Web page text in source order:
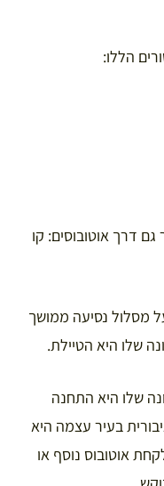
הללו:
דרך אוטובוסים: קו
מסלול נסיעה ממושך
שלו היא התחנה
בעיר עצמה היא
אוטובוס נוסף או